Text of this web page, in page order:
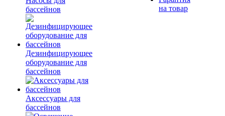
бассейнов
Дезинфицирующее
оборудование для
бассейнов
Аксессуары для
бассейнов
на товар